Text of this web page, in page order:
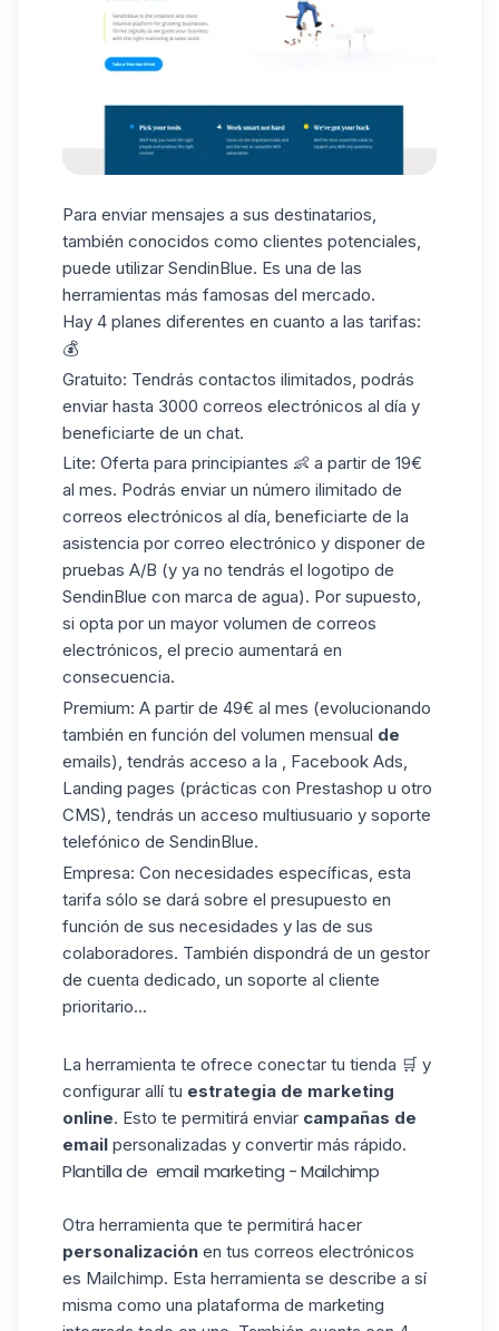
Para enviar mensajes a sus destinatarios,
también conocidos como clientes potenciales,
puede utilizar SendinBlue. Es una de las
herramientas más famosas del mercado.
Hay 4 planes diferentes en cuanto a las tarifas:
💰
Gratuito: Tendrás contactos ilimitados, podrás
enviar hasta 3000 correos electrónicos al día y
beneficiarte de un chat.
Lite: Oferta para principiantes 👶 a partir de 19€
al mes. Podrás enviar un número ilimitado de
correos electrónicos al día, beneficiarte de la
asistencia por correo electrónico y disponer de
pruebas A/B (y ya no tendrás el logotipo de
SendinBlue con marca de agua). Por supuesto,
si opta por un mayor volumen de correos
electrónicos, el precio aumentará en
consecuencia.
Premium: A partir de 49€ al mes (evolucionando
también en función del volumen mensual de
emails), tendrás acceso a la , Facebook Ads,
Landing pages (prácticas con Prestashop u otro
CMS), tendrás un acceso multiusuario y soporte
telefónico de SendinBlue.
Empresa: Con necesidades específicas, esta
tarifa sólo se dará sobre el presupuesto en
función de sus necesidades y las de sus
colaboradores. También dispondrá de un gestor
de cuenta dedicado, un soporte al cliente
prioritario...
La herramienta te ofrece conectar tu tienda 🛒 y
configurar allí tu estrategia de marketing
online. Esto te permitirá enviar campañas de
email personalizadas y convertir más rápido.
Plantilla de email marketing - Mailchimp
Otra herramienta que te permitirá hacer
personalización en tus correos electrónicos
es Mailchimp. Esta herramienta se describe a sí
misma como una plataforma de marketing